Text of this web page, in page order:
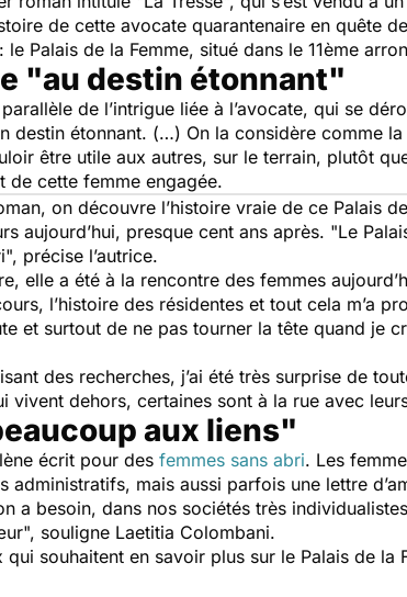
de cette avocate quarantenaire en quête
le Palais de la Femme, situé dans le 11ème
"au destin étonnant"
de l’intrigue liée à l’avocate, qui se
destin étonnant. (…) On la considère comme
être utile aux autres, sur le terrain, plutôt
de cette femme engagée.
on découvre l’histoire vraie de ce Palais
aujourd’hui, presque cent ans après. "Le
précise l’autrice.
elle a été à la rencontre des femmes
l’histoire des résidentes et tout cela m’a
et surtout de ne pas tourner la tête quand je
des recherches, j’ai été très surprise de
vivent dehors, certaines sont à la rue avec
aux liens"
écrit pour des femmes sans abri. Les
administratifs, mais aussi parfois une lettre
a besoin, dans nos sociétés très
souligne Laetitia Colombani.
qui souhaitent en savoir plus sur le Palais de la